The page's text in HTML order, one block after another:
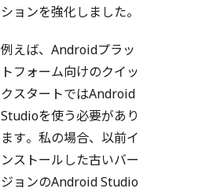
ションを強化しました。
例えば、Androidプラッ
トフォーム向けのクイッ
クスタートではAndroid
Studioを使う必要があり
ます。私の場合、以前イ
ンストールした古いバー
ジョンのAndroid Studio